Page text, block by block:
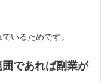
いるためです。
であれば副業が